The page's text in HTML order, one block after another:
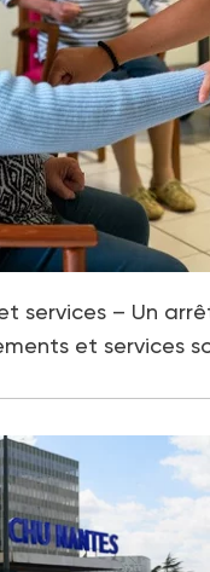
services – Un
et services